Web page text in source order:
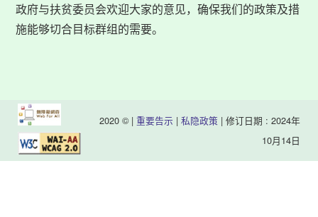
政府与扶贫委员会欢迎大家的意见，确保我们的政策及措
施能够切合目标群组的需要。
2020 © | 重要告示 | 私隐政策 | 修订日期 : 2024年
10月14日